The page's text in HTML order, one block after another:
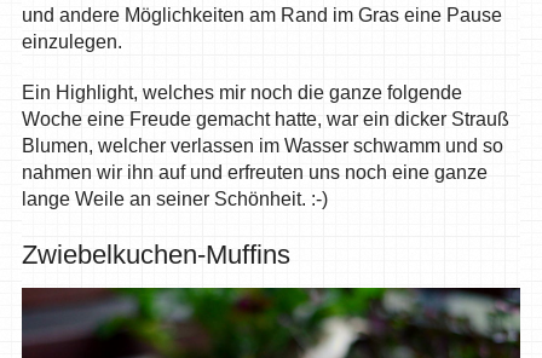
und andere Möglichkeiten am Rand im Gras eine Pause
einzulegen.
Ein Highlight, welches mir noch die ganze folgende
Woche eine Freude gemacht hatte, war ein dicker Strauß
Blumen, welcher verlassen im Wasser schwamm und so
nahmen wir ihn auf und erfreuten uns noch eine ganze
lange Weile an seiner Schönheit. :-)
Zwiebelkuchen-Muffins